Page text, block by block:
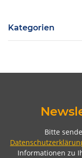
Kategorien
Bitte
Informationen zu